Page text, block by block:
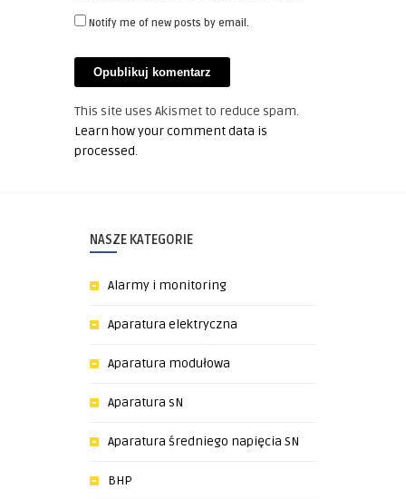
Notify me of new posts by email.
This site uses Akismet to reduce spam.
Learn how your comment data is
processed.
NASZE KATEGORIE
Alarmy i monitoring
Aparatura elektryczna
Aparatura modułowa
Aparatura sN
Aparatura średniego napięcia SN
BHP